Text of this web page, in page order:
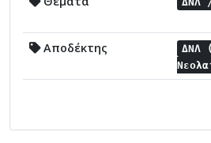
Αποδέκτης
ΔΝΛ